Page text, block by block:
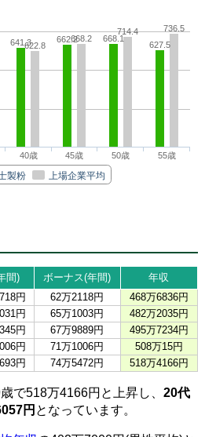
641.3 662.2 668.1
627.5
622.8
668.2
714.4 736.5
製粉 上場企業平均
40歳 45歳 50歳 55歳
間) ボーナス(年間)
年収
円 62万2118円
468万6836円
円 65万1003円
482万2035円
円 67万9889円
495万7234円
円 71万1006円
508万15円
円 74万5472円 518万4166円
で518万4166円と上昇し、 20代
円 となっています。